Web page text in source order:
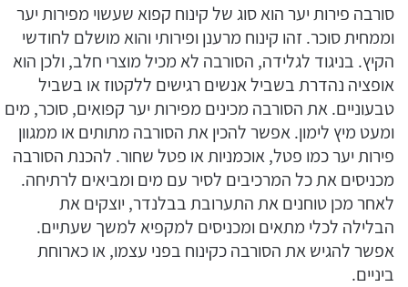
סורבה פירות יער הוא סוג של קינוח קפוא שעשוי מפירות יער
וממחית סוכר. זהו קינוח מרענן ופירותי והוא מושלם לחודשי
הקיץ. בניגוד לגלידה, הסורבה לא מכיל מוצרי חלב, ולכן הוא
אופציה נהדרת בשביל אנשים רגישים ללקטוז או בשביל
טבעוניים. את הסורבה מכינים מפירות יער קפואים, סוכר, מים
ומעט מיץ לימון. אפשר להכין את הסורבה מתותים או ממגוון
פירות יער כמו פטל, אוכמניות או פטל שחור. להכנת הסורבה
מכניסים את כל המרכיבים לסיר עם מים ומביאים לרתיחה.
לאחר מכן טוחנים את התערובת בבלנדר, יוצקים את
הבלילה לכלי מתאים ומכניסים למקפיא למשך שעתיים.
אפשר להגיש את הסורבה כקינוח בפני עצמו, או כארוחת
ביניים.